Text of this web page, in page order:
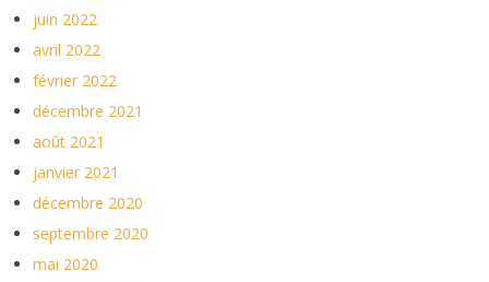
juin 2022
avril 2022
février 2022
décembre 2021
août 2021
janvier 2021
décembre 2020
septembre 2020
mai 2020